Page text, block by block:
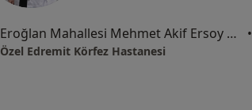
Eroğlan Mahallesi Mehmet Akif Ersoy Caddesi No:1, Edremit •
Özel Edremit Körfez Hastanesi